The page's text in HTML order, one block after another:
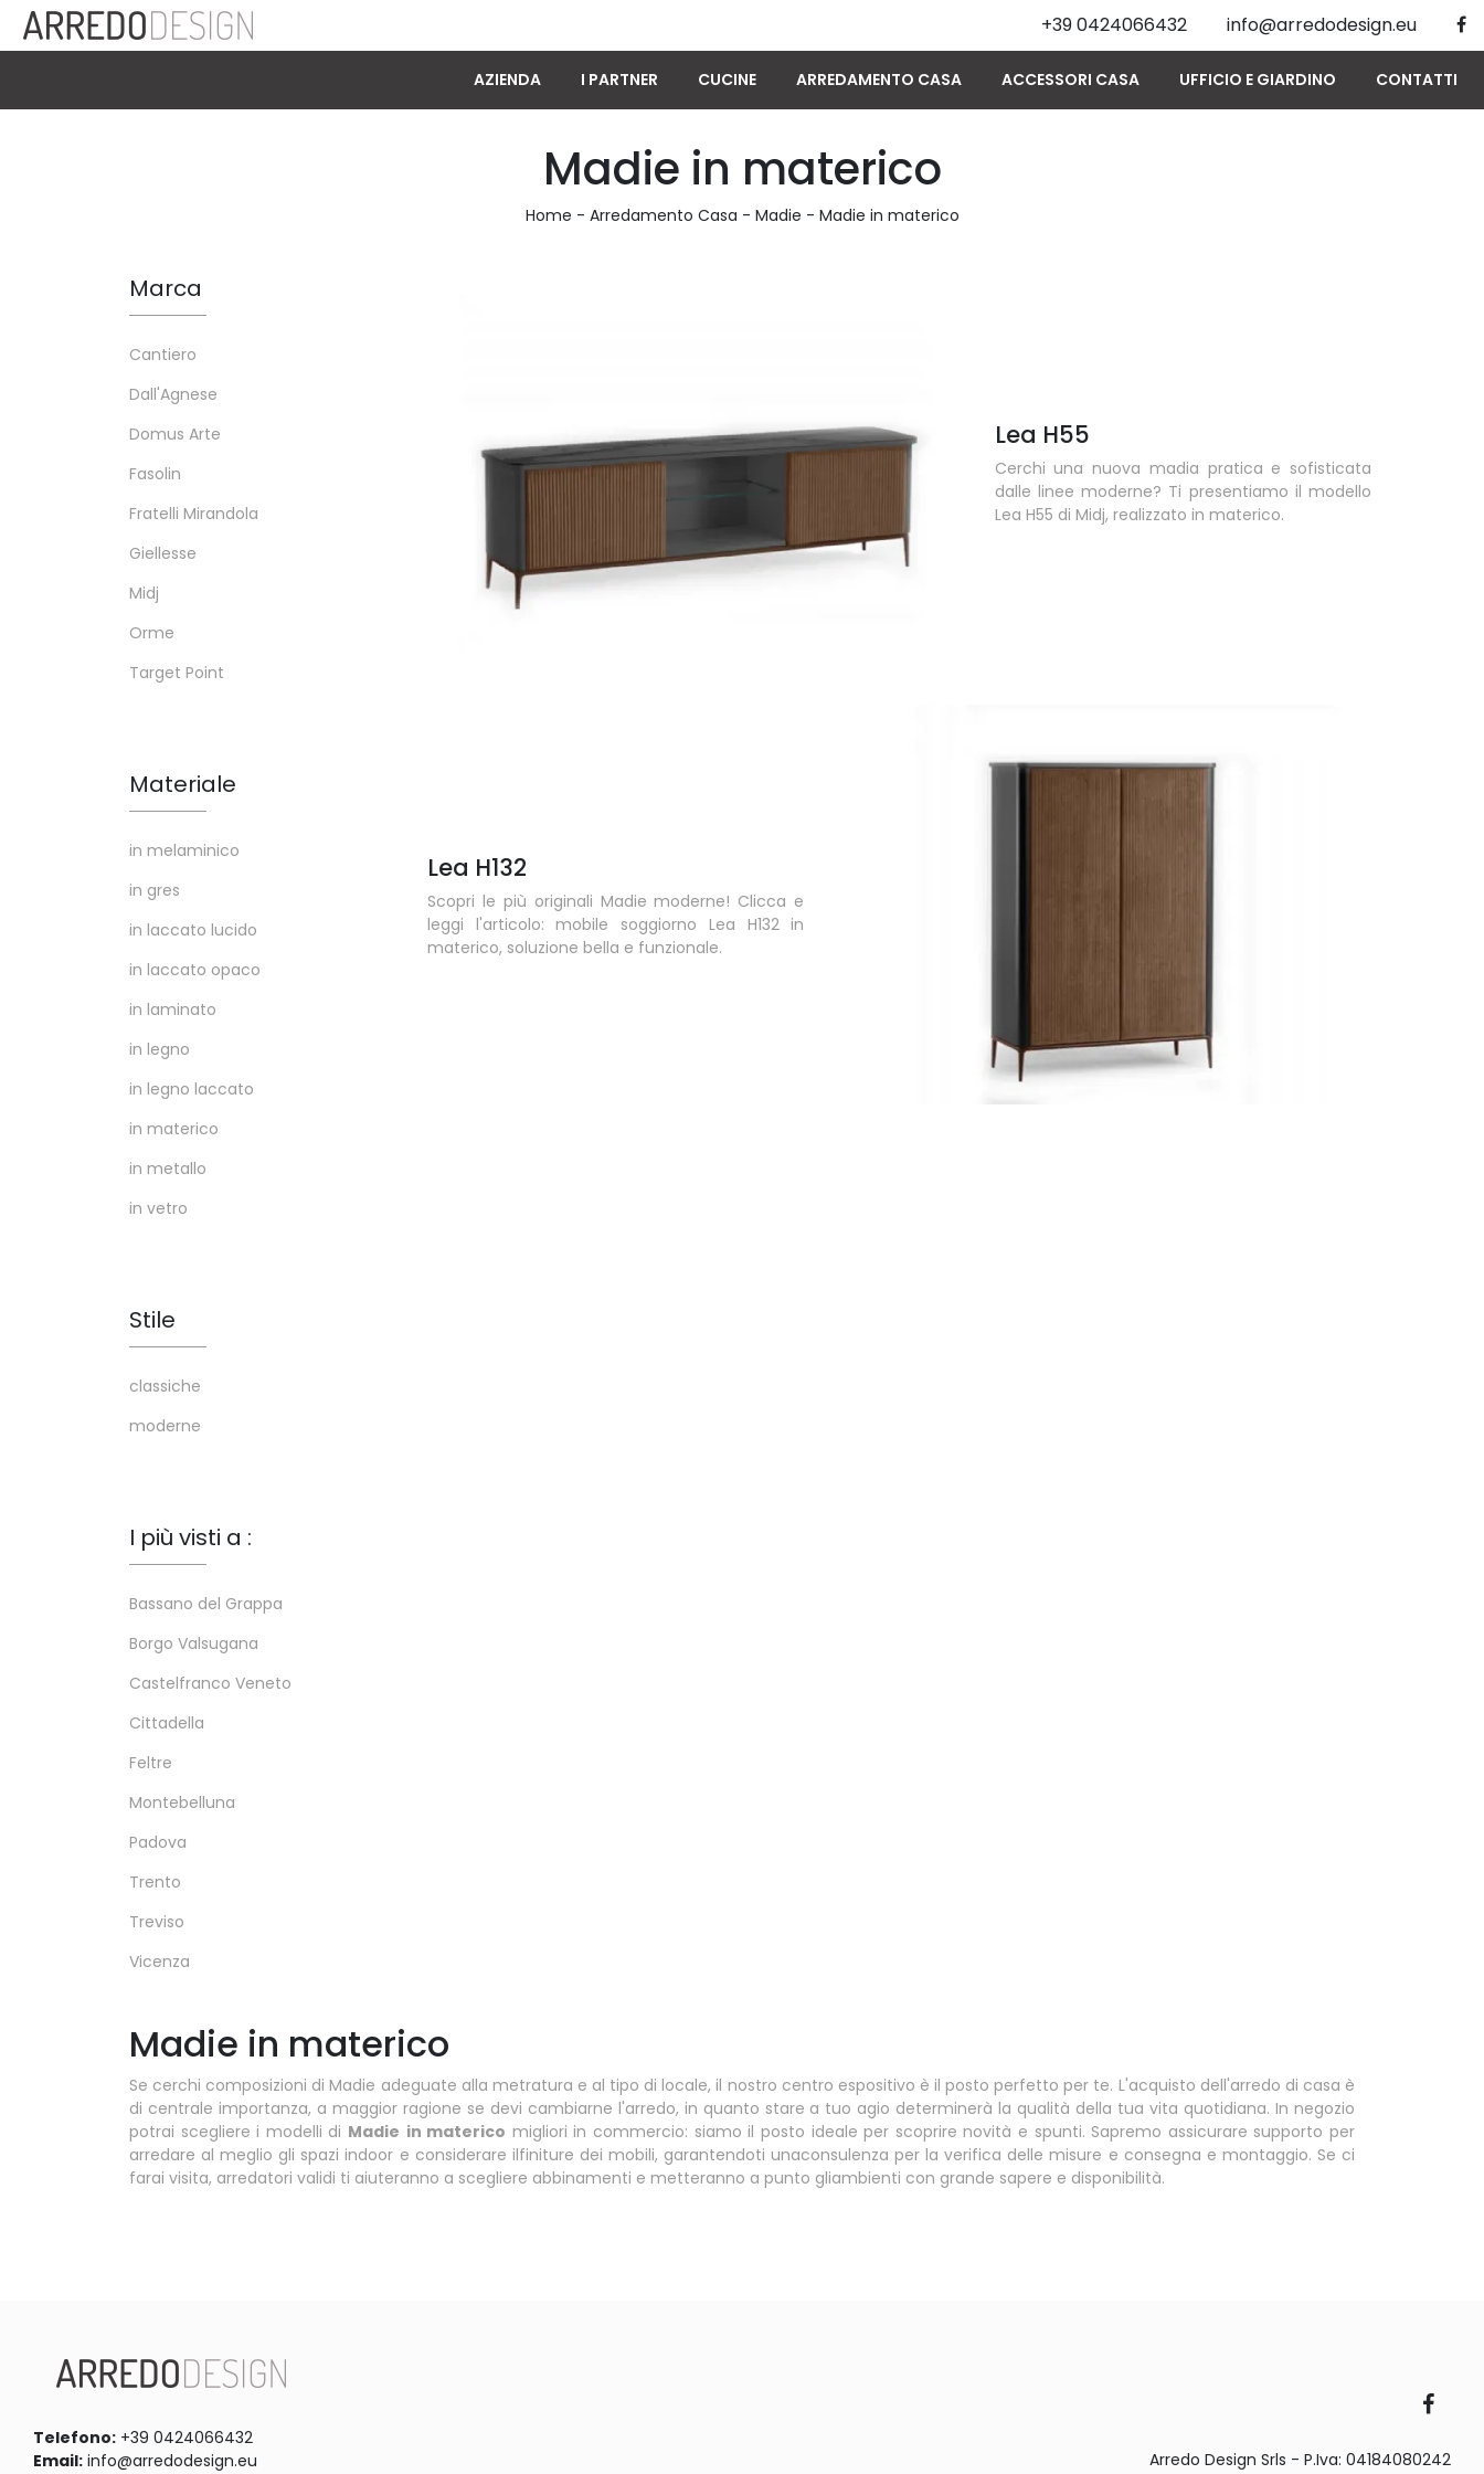
+39 0424066432 info@arredodesign.eu
AZIENDA I PARTNER CUCINE ARREDAMENTO CASA ACCESSORI CASA UFFICIO E GIARDINO CONTATTI
Madie in materico
Home - Arredamento Casa - Madie - Madie in materico
Lea H55
Cerchi una nuova madia pratica e sofisticata
dalle linee moderne? Ti presentiamo il modello
Lea H55 di Midj, realizzato in materico.
Lea H132
Scopri le più originali Madie moderne! Clicca e
leggi l'articolo: mobile soggiorno Lea H132 in
materico, soluzione bella e funzionale.
Marca
Cantiero
Dall'Agnese
Domus Arte
Fasolin
Fratelli Mirandola
Giellesse
Midj
Orme
Target Point
Materiale
in melaminico
in gres
in laccato lucido
in laccato opaco
in laminato
in legno
in legno laccato
in materico
in metallo
in vetro
Stile
classiche
moderne
I più visti a :
Bassano del Grappa
Borgo Valsugana
Castelfranco Veneto
Cittadella
Feltre
Montebelluna
Padova
Trento
Treviso
Vicenza
Madie in materico
Se cerchi composizioni di Madie adeguate alla metratura e al tipo di locale, il nostro centro espositivo è il posto perfetto per te. L'acquisto dell'arredo di casa è
di centrale importanza, a maggior ragione se devi cambiarne l'arredo, in quanto stare a tuo agio determinerà la qualità della tua vita quotidiana. In negozio
potrai scegliere i modelli di Madie in materico migliori in commercio: siamo il posto ideale per scoprire novità e spunti. Sapremo assicurare supporto per
arredare al meglio gli spazi indoor e considerare ilfiniture dei mobili, garantendoti unaconsulenza per la verifica delle misure e consegna e montaggio. Se ci
farai visita, arredatori validi ti aiuteranno a scegliere abbinamenti e metteranno a punto gliambienti con grande sapere e disponibilità.
Telefono: +39 0424066432
Email: info@arredodesign.eu
Arredo Design Srls - P.Iva: 04184080242